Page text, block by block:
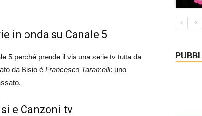
in onda su Canale 5
5 perché prende il via una serie tv tutta da
da Bisio è Francesco Taramelli: uno
e Canzoni tv